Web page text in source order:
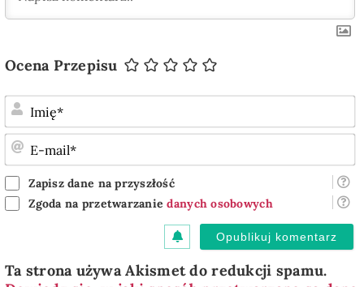
Ocena Przepisu
Zapisz dane na przyszłość
Zgoda na przetwarzaniedanych osobowych
Ta strona używa Akismet do redukcji spamu.